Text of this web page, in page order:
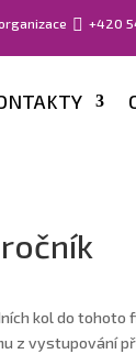
 +420
kol do tohoto
z vystupování